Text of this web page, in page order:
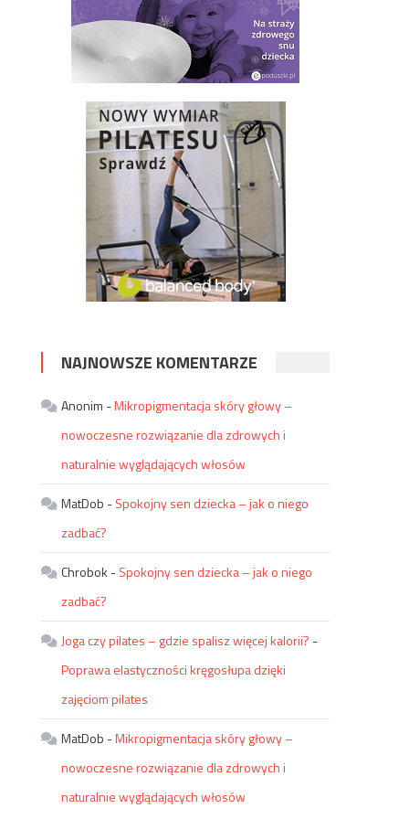
NAJNOWSZE KOMENTARZE
Anonim -Mikropigmentacja skóry głowy –
nowoczesne rozwiązanie dla zdrowych i
naturalnie wyglądających włosów
MatDob -Spokojny sen dziecka – jak o niego
zadbać?
Chrobok -Spokojny sen dziecka – jak o niego
zadbać?
Joga czy pilates – gdzie spalisz więcej kalorii? -
Poprawa elastyczności kręgosłupa dzięki
zajęciom pilates
MatDob -Mikropigmentacja skóry głowy –
nowoczesne rozwiązanie dla zdrowych i
naturalnie wyglądających włosów